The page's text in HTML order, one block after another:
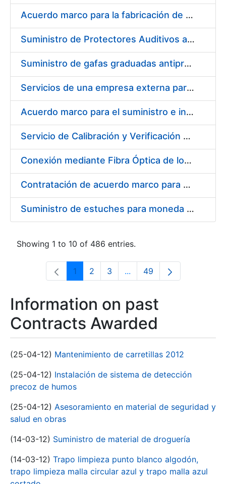
Show/Hide
Acuerdo marco para la fabricación de piezas
Suministro de Protectores Auditivos a medida para las personas trabajadoras de los Centros de Trabajo de Madrid y Burgos
Suministro de gafas graduadas antiproyecciones para los trabajadores de la FNMT-RCM en los centros de trabajo de Madrid y Burgos
Servicios de una empresa externa para el asesoramiento y resolución de los recursos de alzada que se presentan relacionados con procesos de selección para la FNMT-RCM
Acuerdo marco para el suministro e instalación de persianas, estores y otros complementos
Servicio de Calibración y Verificación Externa de los Equipos de Medición del Servicio de Prevención de la FNMT-RCM
Conexión mediante Fibra Óptica de los Centros de Proceso de Datos (CPDs) de las sedes de la FNMT-RCM de Burgos y Madrid
Contratación de acuerdo marco para el Suministro de Material de Electricidad para la Fábrica Nacional de Moneda y Timbre-Real Casa de la Moneda en su centro de trabajo de Burgos
Suministro de estuches para moneda de 30 €
Showing 1 to 10 of 486 entries.
Page
1 Page
2 Page
3 ...Intermediate Pages Use
Page
49
Information on past
Contracts Awarded
(25-04-12) Mantenimiento de carretillas 2012
(25-04-12) Instalación de sistema de detección
precoz de humos
(25-04-12) Asesoramiento en material de seguridad y
salud en obras
(14-03-12) Suministro de material de droguería
(14-03-12) Trapo limpieza punto blanco algodón,
trapo limpieza malla circular azul y trapo malla azul